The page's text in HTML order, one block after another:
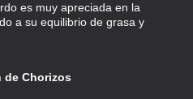
es muy apreciada en la
a su equilibrio de grasa y
de Chorizos